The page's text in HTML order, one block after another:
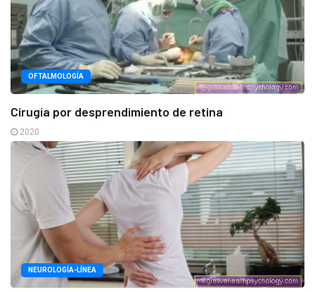
OFTALMOLOGÍA
Cirugía por desprendimiento de retina
2020
NEUROLOGÍA-LÍNEA